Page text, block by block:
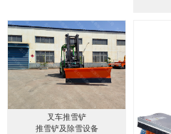
叉车推雪铲
推雪铲及除雪设备